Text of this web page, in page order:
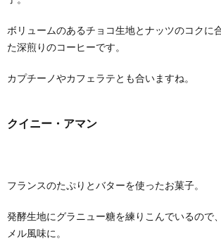
ボリュームのあるチョコ生地とナッツのコクに
た深煎りのコーヒーです。
カプチーノやカフェラテとも合いますね。
クイニー・アマン
フランスのたぷりとバターを使ったお菓子。
発酵生地にグラニュー糖を練りこんでいるので
メル風味に。